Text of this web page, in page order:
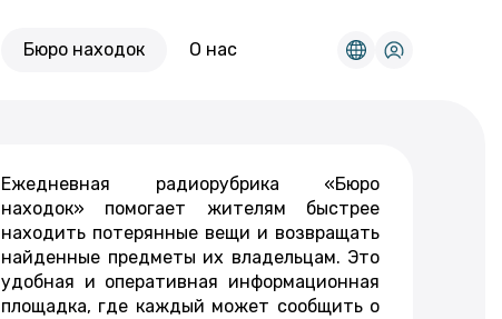
Бюро находок О нас
Ежедневная радиорубрика «Бюро
находок» помогает жителям быстрее
находить потерянные вещи и возвращать
найденные предметы их владельцам. Это
удобная и оперативная информационная
площадка, где каждый может сообщить о